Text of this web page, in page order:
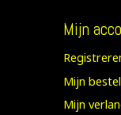
Mijn
Mijn
Mijn